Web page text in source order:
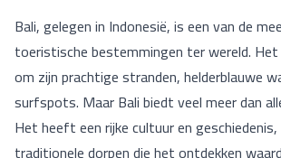
Bali, gelegen in Indonesië, is een van de
toeristische bestemmingen ter wereld. Het
om zijn prachtige stranden, helderblauwe
surfspots. Maar Bali biedt veel meer dan
Het heeft een rijke cultuur en
traditionele dorpen die het ontdekken